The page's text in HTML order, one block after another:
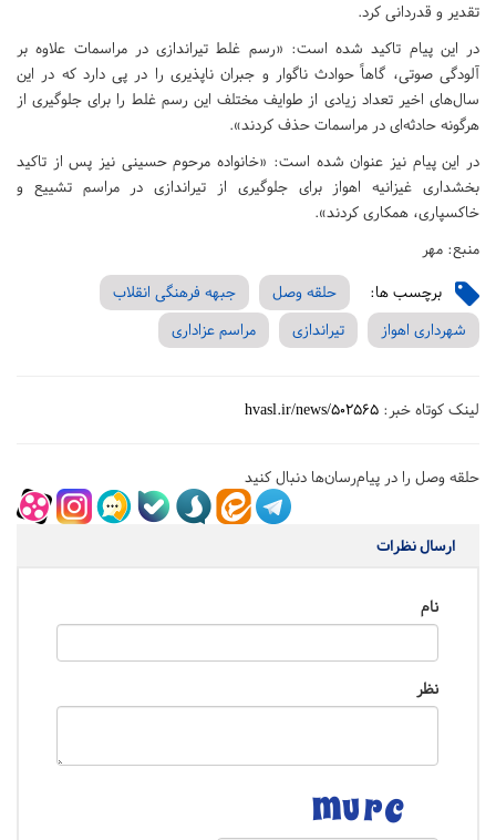
تقدیر و قدردانی کرد.
در این پیام تاکید شده است: «رسم غلط تیراندازی در مراسمات علاوه بر
آلودگی صوتی، گاهاً حوادث ناگوار و جبران ناپذیری را در پی دارد که در این
سال‌های اخیر تعداد زیادی از طوایف مختلف این رسم غلط را برای جلوگیری از
هرگونه حادثه‌ای در مراسمات حذف کردند».
در این پیام نیز عنوان شده است: «خانواده مرحوم حسینی نیز پس از تاکید
بخشداری غیزانیه اهواز برای جلوگیری از تیراندازی در مراسم تشییع و
خاکسپاری، همکاری کردند».
منبع: مهر
برچسب ها: حلقه وصل
جبهه فرهنگی انقلاب
شهرداری اهواز
تیراندازی مراسم عزاداری
لینک کوتاه خبر: hvasl.ir/news/502565
حلقه وصل را در پیام‌رسان‌ها دنبال کنید
ارسال نظرات
نام
نظر